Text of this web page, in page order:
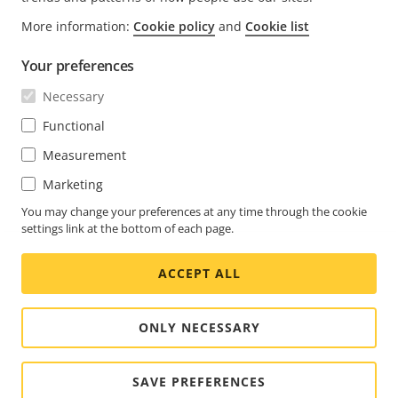
FOOTER
KONTAKT
Kontaktujte nás
Centrum orientované na zkušenosti
NOVINKY A PŘÍBĚHY
Příběhy zákazníků
Life at Axis
Engineering at Axis
PŘIHLÁSIT ODBĚR
Přihlásit se k odběru newsletteru
Přihlásit se k odběru bezpečnostních upozornění Axis
CZECH REPUBLIC / ČESKY NEWSROOM
Social
Media
Menu
Facebook
Linkedin
Youtube
X
(Twitter)
Instagram
Cookie settings Jméno nakladatele
© 2026 Axis Communications AB. Všechna práva
More information: Cookie policy and Cookie list
Your preferences
Necessary
Functional
Measurement
Marketing
You may change your preferences at any time through the cookie
settings link at the bottom of each page.
ACCEPT ALL
ONLY NECESSARY
SAVE PREFERENCES